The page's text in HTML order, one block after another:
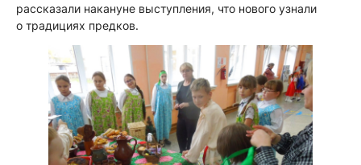
рассказали накануне выступления, что нового узнали
о традициях предков.